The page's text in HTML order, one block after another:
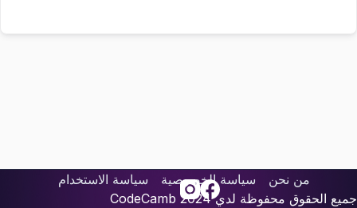
من نحن سياسة الخصوصية
سياسة الاستخدام
جميع الحقوق محفوظة لدي
CodeCamb 2024